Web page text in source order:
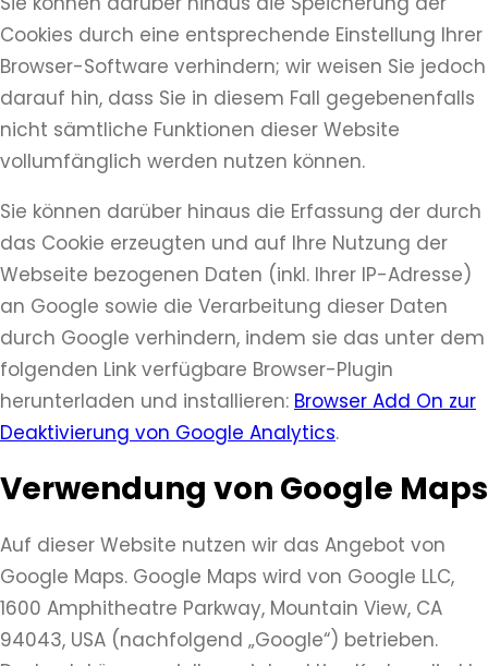
Cookies durch eine entsprechende Einstellung Ihrer
Browser-Software verhindern; wir weisen Sie jedoch
darauf hin, dass Sie in diesem Fall gegebenenfalls
nicht sämtliche Funktionen dieser Website
vollumfänglich werden nutzen können.
Sie können darüber hinaus die Erfassung der durch
das Cookie erzeugten und auf Ihre Nutzung der
Webseite bezogenen Daten (inkl. Ihrer IP-Adresse)
an Google sowie die Verarbeitung dieser Daten
durch Google verhindern, indem sie das unter dem
folgenden Link verfügbare Browser-Plugin
herunterladen und installieren: Browser Add On zur
Deaktivierung von Google Analytics.
Verwendung von Google Maps
Auf dieser Website nutzen wir das Angebot von
Google Maps. Google Maps wird von Google LLC,
1600 Amphitheatre Parkway, Mountain View, CA
94043, USA (nachfolgend „Google“) betrieben.